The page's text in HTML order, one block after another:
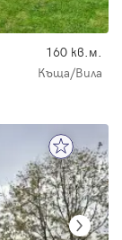
160 кв.м.
Къща/Вила